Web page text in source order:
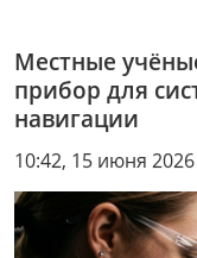
Местные
прибор для
навигации
10:42, 15 июня 2026